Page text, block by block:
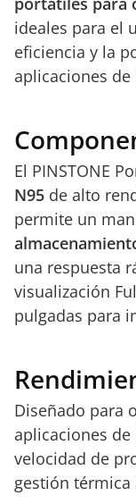
ideales para el
eficiencia y la
aplicaciones
El PINSTONE
N95 de alto
permite un
una respuesta
visualización
pulgadas para
Diseñado para
aplicaciones
velocidad de
gestión térmica